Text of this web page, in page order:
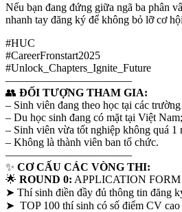
Nếu bạn đang đứng giữa ngã ba phân
nhanh tay đăng ký để không bỏ lỡ cơ
#HUC
#CareerFronstart2025
#Unlock_Chapters_Ignite_Future
———————————–
👥 ĐỐI TƯỢNG THAM GIA:
– Sinh viên đang theo học tại các
– Du học sinh đang có mặt tại Việt Nam;
– Sinh viên vừa tốt nghiệp không quá 1
– Không là thành viên ban tổ chức.
———————————–
✨ CƠ CẤU CÁC VÒNG THI:
🌟 ROUND 0: APPLICATION FORM
➤ Thí sinh điền đầy đủ thông tin đăng
➤ TOP 100 thí sinh có số điểm CV cao